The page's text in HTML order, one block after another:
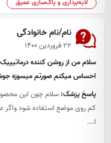
لایه‌برداری و پاک‌سازی عمیق
نام/نام خانوادگی
۲۲ فروردین ۱۴۰۰
سلام من از روشن کننده
احساس میکنم صورتم میسوزه جوش قرقز
پاسخ پزشک: سلام چون این
کم روی موضع استفاده شود
ا...